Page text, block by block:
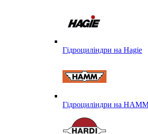
Гідроциліндри на Hagie
Гідроциліндри на